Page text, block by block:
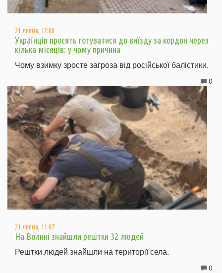
21 липня, 12:08
Українців просять готуватися до виїзду за кордон через
кілька місяців: у чому причина
Чому взимку зросте загроза від російської балістики.
0
21 липня, 11:07
На Волині знайшли рештки 32 людей
Рештки людей знайшли на території села.
0